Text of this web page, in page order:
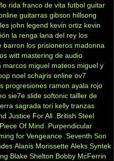
rida franco de vita futbol guitar
guitarras gibson hillsong
john legend kevin ortiz kevin
la renga lana del rey los
barron los prisioneros madonna
witt mastering de audio
marcos miguel mateos miguel y
noel schajris online ov7
progresiones ramon ayala rojo
sie7e slide softonic talller de
sagrada tori kelly tranzas
Justice For All .British Steel
.Piece Of Mind
.Purpendicular
for Vengeance .Seventh Son
Alanis Morissette Aleks Syntek
Blake Shelton Bobby McFerrin